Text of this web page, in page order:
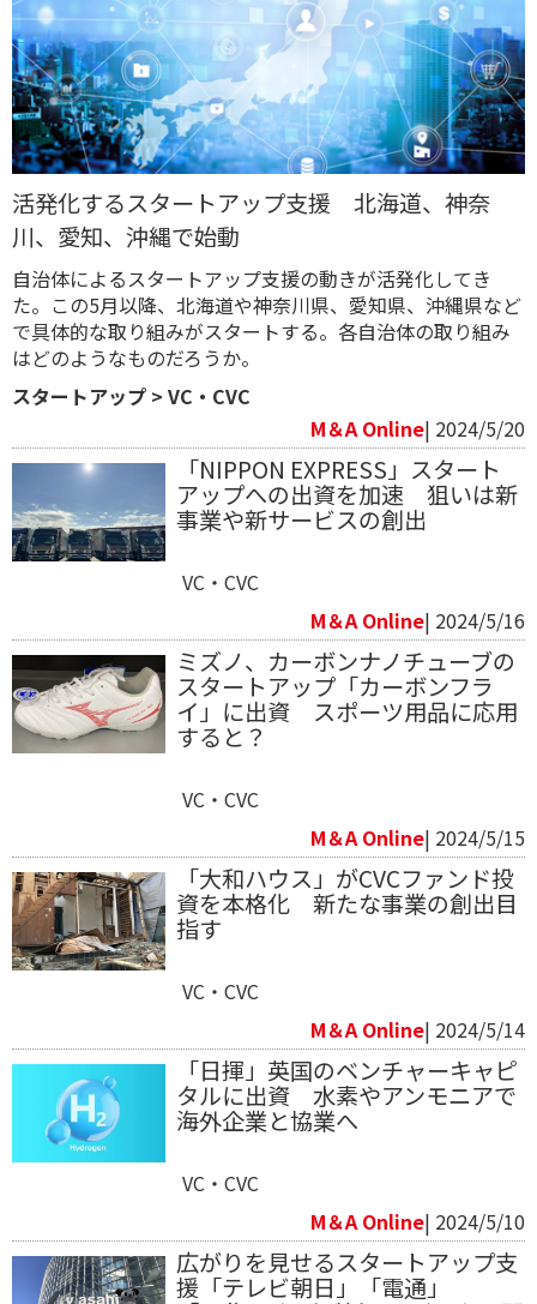
活発化するスタートアップ支援 北海道、神奈
川、愛知、沖縄で始動
自治体によるスタートアップ支援の動きが活発化してき
た。この5月以降、北海道や神奈川県、愛知県、沖縄県など
で具体的な取り組みがスタートする。各自治体の取り組み
はどのようなものだろうか。
スタートアップ > VC・CVC
M＆A Online| 2024/5/20
「NIPPON EXPRESS」スタート
アップへの出資を加速 狙いは新
事業や新サービスの創出
VC・CVC
M＆A Online| 2024/5/16
ミズノ、カーボンナノチューブの
スタートアップ「カーボンフラ
イ」に出資 スポーツ用品に応用
すると？
VC・CVC
M＆A Online| 2024/5/15
「大和ハウス」がCVCファンド投
資を本格化 新たな事業の創出目
指す
VC・CVC
M＆A Online| 2024/5/14
「日揮」英国のベンチャーキャピ
タルに出資 水素やアンモニアで
海外企業と協業へ
VC・CVC
M＆A Online| 2024/5/10
広がりを見せるスタートアップ支
援「テレビ朝日」「電通」